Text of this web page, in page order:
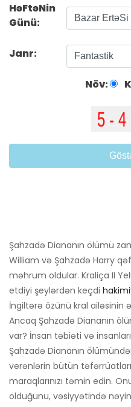
HəFtəNin
Günü:
Janr:
Növ:
Şahzadə Diananın ölümü
William və Şahzadə Harry
məhrum oldular. Kraliça II
etdiyi şeylərdən keçdi
İngiltərə özünü kral ailəsinin
Ancaq Şahzadə Diananın
var? İnsan təbiəti və
Şahzadə Diananın
verənlərin bütün
maraqlarınızı təmin edin.
olduğunu, vəsiyyətində